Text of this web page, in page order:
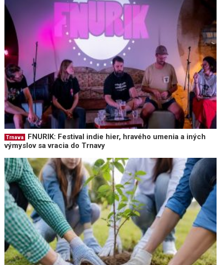
Trnava
FNURIK: Festival indie hier, hravého umenia a iných
výmyslov sa vracia do Trnavy